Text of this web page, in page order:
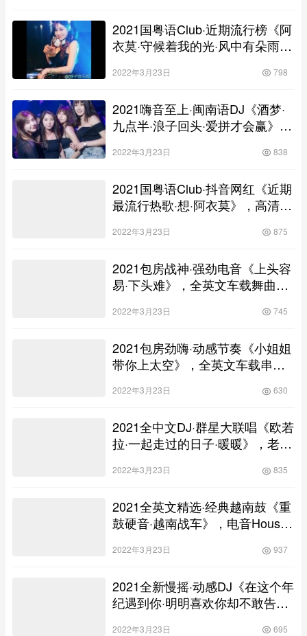
2021国粤语Club·近期流行榜《阿
衣莫·守候着我的光·风中有朵雨做
碟！
2022年3月23日 798
2021嗨音至上·闽南语DJ《酒梦·
九点半·浪子回头·爱拼才会赢》，
2022年3月23日 838
2021国粤语Club·抖音网红《近期
最流行热歌·想·阿衣莫》，高清舞
2022年3月23日 875
2021包房战神·强劲电音《上头容
易·下头难》，全英文车载舞曲大
2022年3月23日 745
2021包房劲嗨·动感节奏《小姐姐
带你上太空》，全英文车载串烧
2022年3月23日 630
2021全中文DJ·群星大联唱《欧若
拉·一起走过的日子·暖暖》，老歌
2022年3月23日 835
2021全英文精选·经典越南鼓《重
鼓硬音·越南战车》，电音House
2022年3月23日 937
2021全新慢摇·动感DJ《在这个年
纪遇到你·明明喜欢你却不敢告诉
2022年3月23日 695